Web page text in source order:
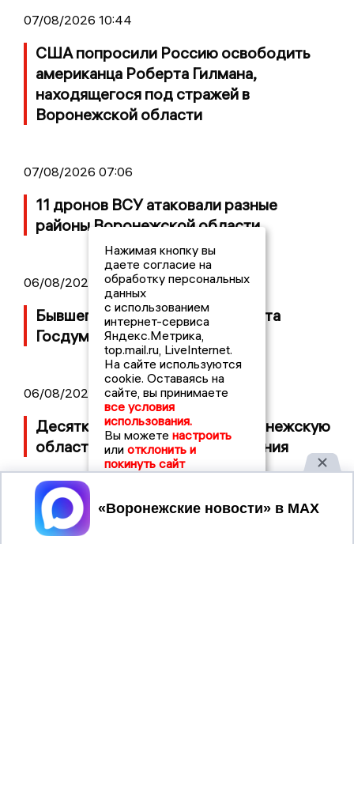
07/08/2026 10:44
США попросили Россию освободить
американца Роберта Гилмана,
находящегося под стражей в
Воронежской области
07/08/2026 07:06
11 дронов ВСУ атаковали разные
районы Воронежской области
06/08/2026 09:39
Бывшего воронежского депутата
Госдумы объявили в розыск
06/08/2026 08:54
Десятки БПЛА атаковали Воронежскую
область ночью, есть повреждения
Нажимая кнопку вы
даете согласие на
обработку персональных
данных
с использованием
интернет-сервиса
Яндекс.Метрика,
top.mail.ru, LiveInternet.
На сайте используются
cookie. Оставаясь на
сайте, вы принимаете
все условия
использования.
Вы можете настроить
или отклонить и
покинуть сайт
Принять